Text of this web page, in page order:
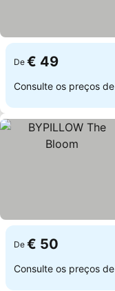
De € 49
Consulte os preços de
De € 50
Consulte os preços de